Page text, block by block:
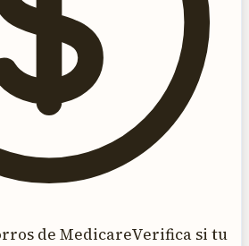
de MedicareVerifica si tu